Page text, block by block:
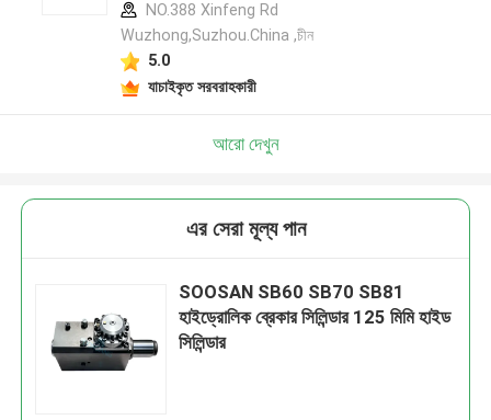
NO.388 Xinfeng Rd
Wuzhong,Suzhou.China ,চীন
5.0
যাচাইকৃত সরবরাহকারী
আরো দেখুন
এর সেরা মূল্য পান
SOOSAN SB60 SB70 SB81
হাইড্রোলিক ব্রেকার সিলিন্ডার 125 মিমি হাইড
সিলিন্ডার